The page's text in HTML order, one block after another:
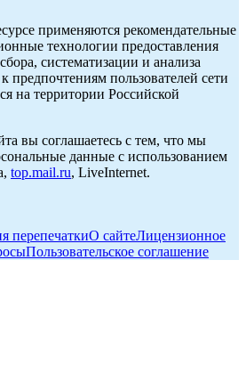
применяются рекомендательные
технологии предоставления
систематизации и анализа
предпочтениям пользователей сети
на территории Российской
вы соглашаетесь с тем, что мы
данные с использованием
top.mail.ru, LiveInternet.
перепечаткиО сайтеЛицензионное
Пользовательское соглашение